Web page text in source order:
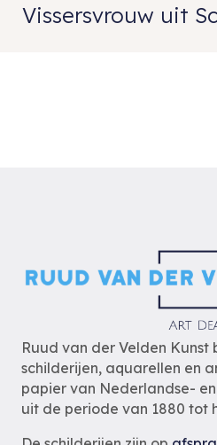
Vissersvrouw uit
Ruud van der Velden
schilderijen, aquarellen en
papier van Nederlandse-
uit de periode van 1880 tot